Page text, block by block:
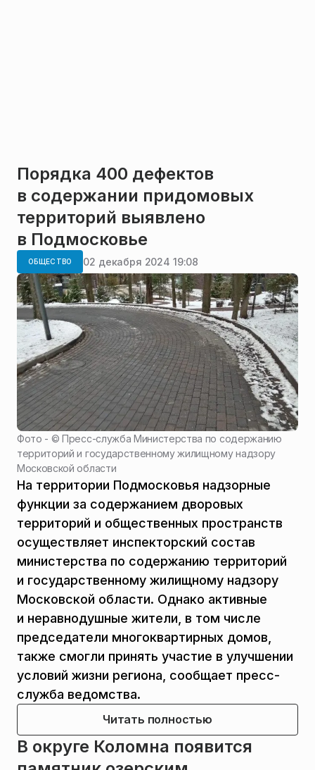
Порядка 400 дефектов
в содержании придомовых
территорий выявлено
в Подмосковье
ОБЩЕСТВО 02 декабря 2024 19:08
Фото - ©Пресс-служба Министерства по содержанию
территорий и государственному жилищному надзору
Московской области
На территории Подмосковья надзорные
функции за содержанием дворовых
территорий и общественных пространств
осуществляет инспекторский состав
министерства по содержанию территорий
и государственному жилищному надзору
Московской области. Однако активные
и неравнодушные жители, в том числе
председатели многоквартирных домов,
также смогли принять участие в улучшении
условий жизни региона, сообщает пресс-
служба ведомства.
Читать полностью
В округе Коломна появится